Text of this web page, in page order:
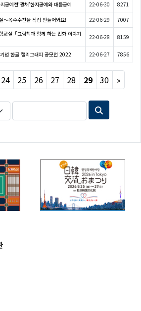
공예전‘광채’한지공예와 매듭공예 22-06-30 8271
〜옥수수전을 직접 만들어봐요! 22-06-29 7007
교실「그림책과 함께 하는 민화 이야기
22-06-28 8159
기념 한글 캘리그래피 공모전 2022 22-06-27 7856
24 25 26 27 28 29 30 »Next